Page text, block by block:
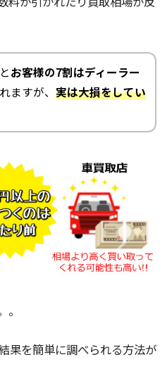
お客様の7割はディーラー
ますが、 実は大損をしてい
果を簡単に調べられる方法が